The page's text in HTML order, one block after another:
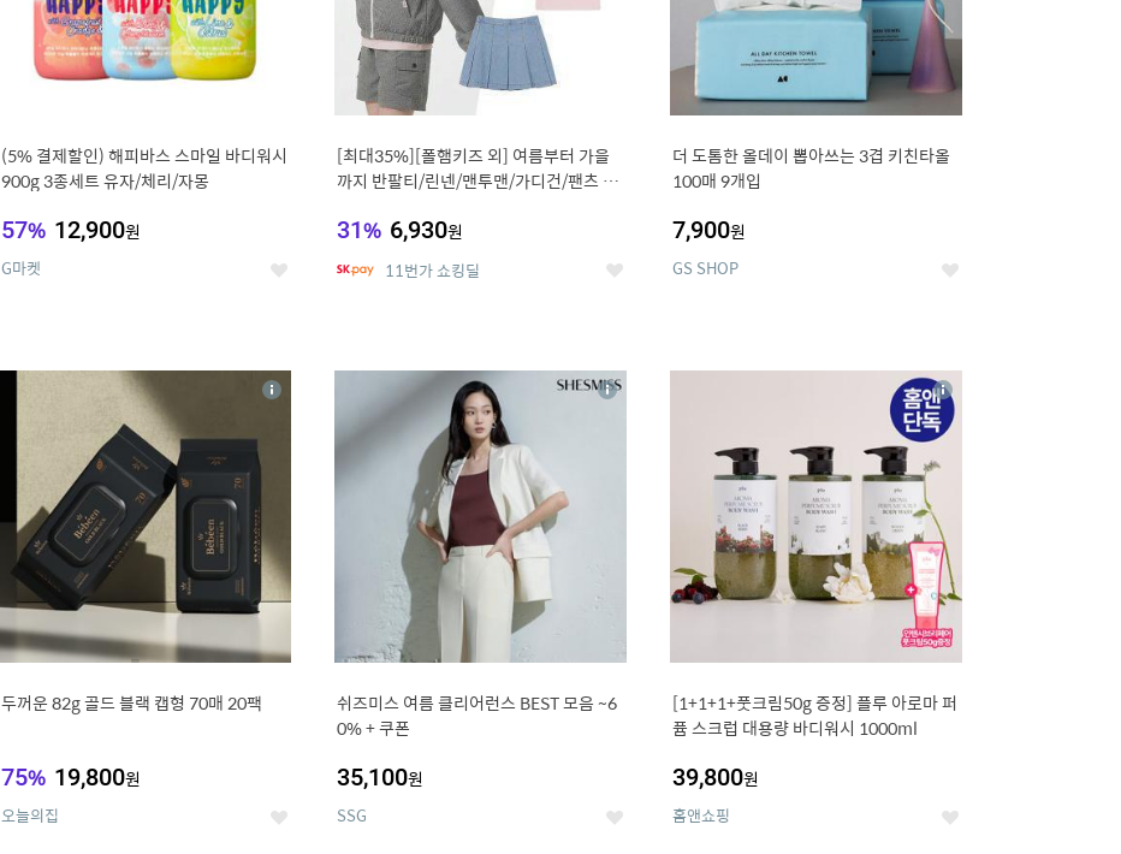
(5% 결제할인) 해피바스 스마일 바디워시
900g 3종세트 유자/체리/자몽
57% 12,900원
G마켓 좋
[최대35%][폴햄키즈 외] 여름부터 가을
까지 반팔티/린넨/맨투맨/가디건/팬츠 외
31% 6,930원
11번가 쇼킹딜 좋
더 도톰한 올데이 뽑아쓰는 3겹 키친타올
100매 9개입
7,900원
GS SHOP 좋
14
두꺼운 82g 골드 블랙 캡형 70매 20팩
75% 19,800원
오늘의집 좋
상
15
쉬즈미스 여름 클리어런스 BEST 모음 ~6
0% + 쿠폰
35,100원
SSG 좋
상
16
[1+1+1+풋크림50g 증정] 플루 아로마 퍼
퓸 스크럽 대용량 바디워시 1000ml
39,800원
홈앤쇼핑 좋
상
세